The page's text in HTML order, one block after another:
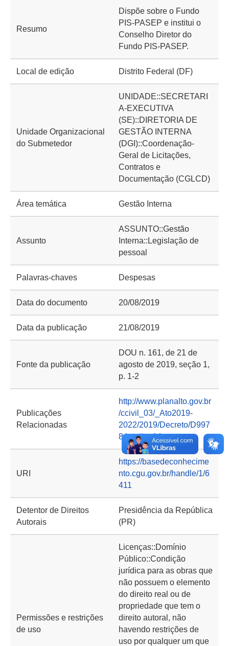
Resumo
Dispõe sobre o Fundo
PIS-PASEP e institui o
Conselho Diretor do
Fundo PIS-PASEP.
Local de edição Distrito Federal (DF)
Unidade Organizacional
do Submetedor
UNIDADE::SECRETARI
A-EXECUTIVA
(SE)::DIRETORIA DE
GESTÃO INTERNA
(DGI)::Coordenação-
Geral de Licitações,
Contratos e
Documentação (CGLCD)
Área temática Gestão Interna
Assunto
ASSUNTO::Gestão
Interna::Legislação de
pessoal
Palavras-chaves Despesas
Data do documento 20/08/2019
Data da publicação 21/08/2019
Fonte da publicação
DOU n. 161, de 21 de
agosto de 2019, seção 1,
p. 1-2
Publicações
Relacionadas
http://www.planalto.gov.br
/ccivil_03/_Ato2019-
2022/2019/Decreto/D997
8.htm#art14
URI
https://basedeconhecime
nto.cgu.gov.br/handle/1/6
411
Detentor de Direitos
Autorais
Presidência da República
(PR)
Permissões e restrições
de uso
Licenças::Domínio
Público::Condição
jurídica para as obras que
não possuem o elemento
do direito real ou de
propriedade que tem o
direito autoral, não
havendo restrições de
uso por qualquer um que